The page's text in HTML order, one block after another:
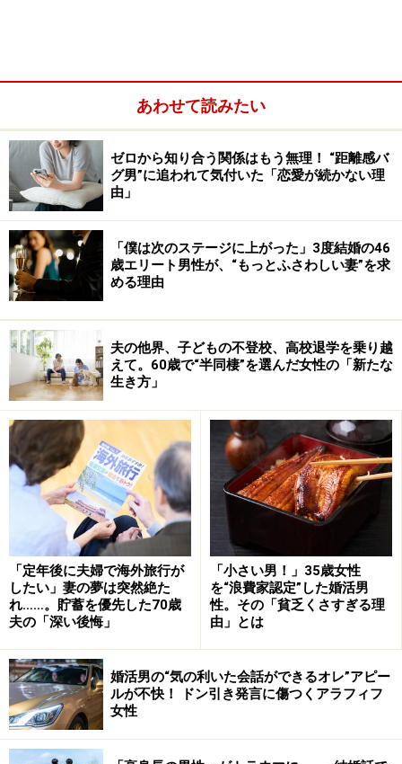
ユリさん（32歳）は、そう言ってため息をついた。5年
つきあっている同い年の彼がいるが、ずっと結婚を迫ら
れながら、彼女は答えを延期している。
「夫婦別姓にならない限り結婚はしたくない、事実婚な
らいいけど――というのが私の言い分。彼が名字を変える
ことに積極的ならいいんですが、彼にその気はないでし
ょうね、結婚したら女性が姓を変えるのが当たり前だと
思い込んでいるので。そういう人とうまくやっていける
のかなって考えちゃうんですよね」
女なんだから、という言葉に過剰反応してしまい、今の
社会のいろいろな制度に合わせていかなければいけない
のが、「とてもつらい」とユリさんは言う。
あわせて読みたい
ゼロから知り合う関係はもう無理！ “距離感バ
グ男”に追われて気付いた「恋愛が続かない理
由」
「僕は次のステージに上がった」3度結婚の46
歳エリート男性が、“もっとふさわしい妻”を求
める理由
夫の他界、子どもの不登校、高校退学を乗り越
えて。60歳で“半同棲”を選んだ女性の「新たな
生き方」
「定年後に夫婦で海外旅行が
したい」妻の夢は突然絶た
れ……。貯蓄を優先した70歳
夫の「深い後悔」
「小さい男！」35歳女性
を“浪費家認定”した婚活男
性。その「貧乏くさすぎる理
由」とは
婚活男の“気の利いた会話ができるオレ”アピー
ルが不快！ ドン引き発言に傷つくアラフィフ
女性